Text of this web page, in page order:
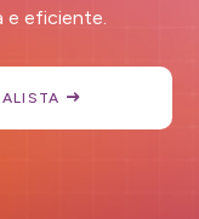
e eficiente.